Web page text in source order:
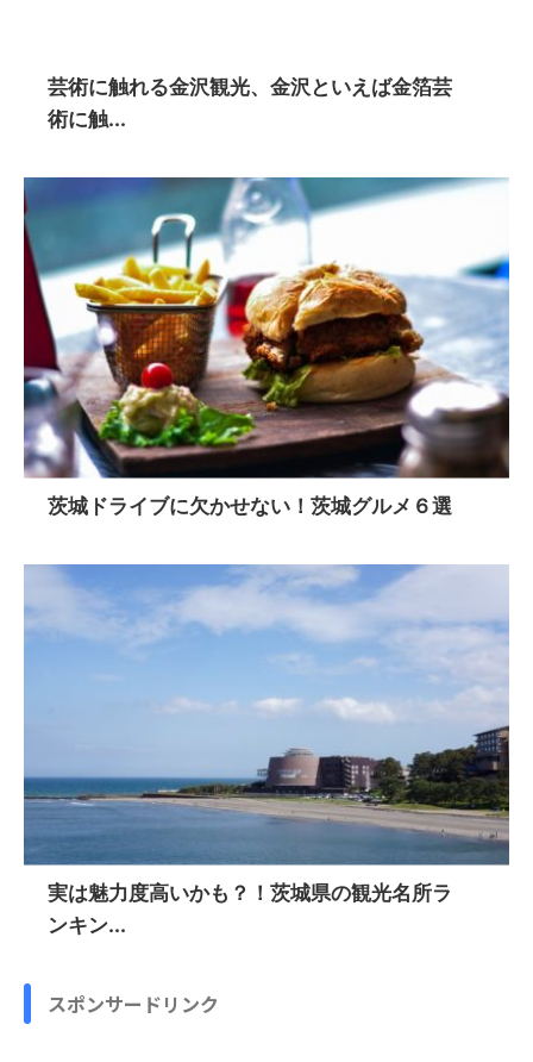
芸術に触れる金沢観光、金沢といえば金箔芸
術に触...
茨城ドライブに欠かせない！茨城グルメ６選
実は魅力度高いかも？！茨城県の観光名所ラ
ンキン...
スポンサードリンク